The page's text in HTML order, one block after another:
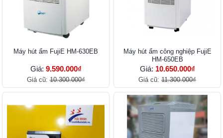
Máy hút ẩm FujiE HM-630EB
Giá: 9.590.000₫
Giá cũ:10.300.000₫
Máy hút ẩm công nghiệp FujiE
HM-650EB
Giá: 10.650.000₫
Giá cũ: 11.300.000₫